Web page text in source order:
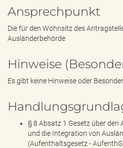
Ansprechpunkt
Die für den Wohnsitz des
Ausländerbehörde
Hinweise
Es gibt keine Hinweise oder
§ 8 Absatz 1 Gesetz über
und die Integration von
(Aufenthaltsgesetz -